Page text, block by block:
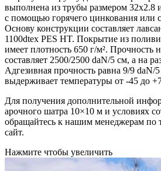
выполнена из трубы размером 32x2.8
с помощью горячего цинкования или
Основу конструкции составляет
1100dtex PES HT. Покрытие из
имеет плотность 650 г/м². Прочность
составляет 2500/2500 daN/5 см, а на
Адгезивная прочность равна 9/9 daN/
выдерживает температуры от -45 до
Для получения дополнительной
арочного шатра 10×10 м и условиях
обращайтесь к нашим менеджерам по
сайт.
Нажмите чтобы увеличить